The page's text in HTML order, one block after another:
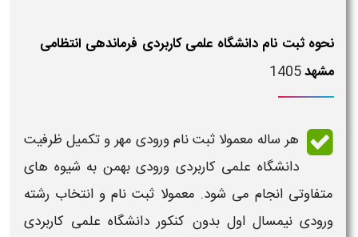
نحوه ثبت نام دانشگاه علمی کاربردی فرماندهی انتظامی
مشهد1405
هر ساله معمولا ثبت نام ورودی مهر و تکمیل ظرفیت
دانشگاه علمی کاربردی ورودی بهمن به شیوه های
متفاوتی انجام می شود. معمولا ثبت نام و انتخاب رشته
ورودی نیمسال اولبدون کنکور دانشگاه علمی کاربردی